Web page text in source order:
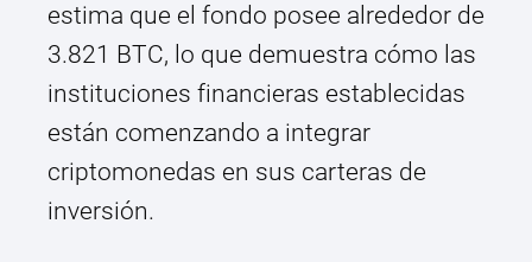
estima que el fondo posee alrededor de
3.821 BTC, lo que demuestra cómo las
instituciones financieras establecidas
están comenzando a integrar
criptomonedas en sus carteras de
inversión.